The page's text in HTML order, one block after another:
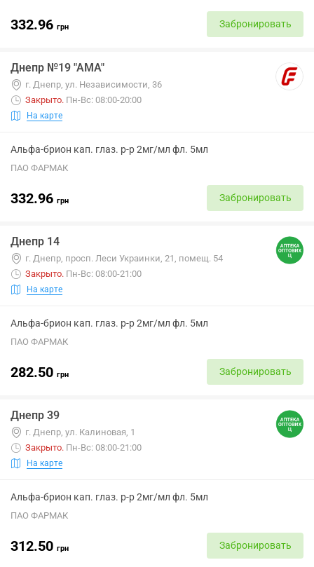
332.96 грн Забронировать
Днепр №19 "АМА"
г. Днепр, ул. Независимости, 36
Закрыто. Пн-Вс: 08:00-20:00
На карте
Альфа-брион кап. глаз. р-р 2мг/мл фл. 5мл
ПАО ФАРМАК
332.96 грн Забронировать
Днепр 14
г. Днепр, просп. Леси Украинки, 21, помещ. 54
Закрыто. Пн-Вс: 08:00-21:00
На карте
Альфа-брион кап. глаз. р-р 2мг/мл фл. 5мл
ПАО ФАРМАК
282.50 грн Забронировать
Днепр 39
г. Днепр, ул. Калиновая, 1
Закрыто. Пн-Вс: 08:00-21:00
На карте
Альфа-брион кап. глаз. р-р 2мг/мл фл. 5мл
ПАО ФАРМАК
312.50 грн Забронировать